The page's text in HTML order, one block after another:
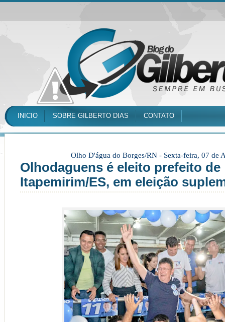
INICIO SOBRE GILBERTO DIAS CONTATO
Olho D'água do Borges/RN - Sexta-feira, 07 de
Olhodaguens é eleito prefeito de
Itapemirim/ES, em eleição